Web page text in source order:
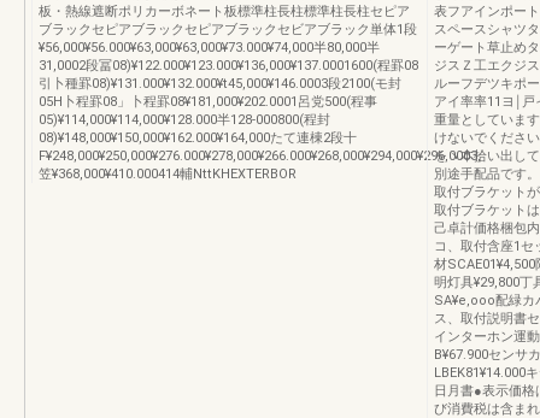
板・熱線遮断ポリカーボネート板標準柱長柱標準柱長柱セピア
ブラックセピアブラックセピアブラックセビアブラック単体1段
¥56,000¥56.000¥63,000¥63,000¥73.000¥74,000半80,000半
31,0002段冨08)¥122.000¥123.000¥136,000¥137.0001600(程罫08
引卜種罫08)¥131.000¥132.000¥t45,000¥146.0003段2100(モ封
05H卜程罫08」卜程罫08¥181,000¥202.0001呂党500(程事
05)¥114,000¥114,000¥128.000半128‐000800(程封
08)¥148,000¥150,000¥162.000¥164,000たて連棟2段十
F¥248,000¥250,000¥276.000¥278,000¥266.000¥268,000¥294,000¥296,0003,
笠¥368,000¥410.000414輔NttKHEXTERBOR
表フアインポー
スペースシャツ
ーゲート草止め
ジスＺ工エクジ
ルーフデツキポ
アイ率率11ヨ￨
重量としていま
けないでくださ
をヽ本拾い出し
別途手配品です
取付ブラケット
取付ブラケット
己卓計価格梱包
コ、取付含座1セ
材
明灯具¥29,800丁
SA¥e,ooo配緑カ
ス、取付説明書
インターホン運
B¥67.900センサ
LBEK81¥14.000
日月書●表示価
び消費税は含ま